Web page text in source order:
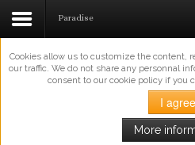
Cookies allow us to customize the content,
our traffic. We do not share any personnal
consent to our cookie policy if you
I agree
More
Paradise